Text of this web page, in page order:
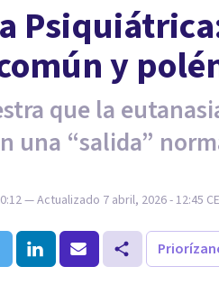
y
que la
una “salida”
— Actualizado 7 abril, 2026 - 12:45